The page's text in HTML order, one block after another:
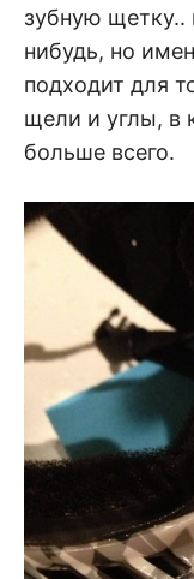
зубную щетку..
нибудь, но
подходит для
щели и углы, в
больше всего.